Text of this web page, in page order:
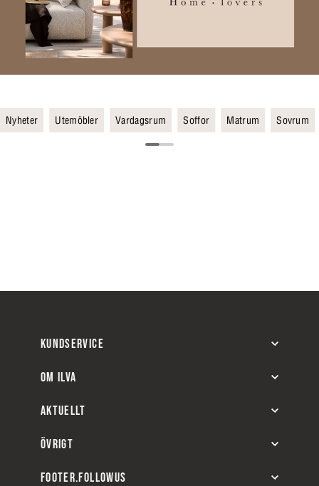
Nyheter Utemöbler Vardagsrum Soffor Matrum Sovrum
KUNDSERVICE
OM ILVA
AKTUELLT
ÖVRIGT
FOOTER.FOLLOWUS